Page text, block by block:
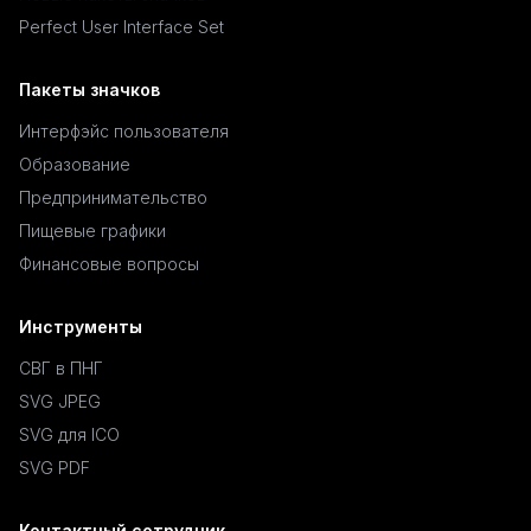
Perfect User Interface Set
Пакеты значков
Интерфэйс пользователя
Образование
Предпринимательство
Пищевые графики
Финансовые вопросы
Инструменты
СВГ в ПНГ
SVG JPEG
SVG для ICO
SVG PDF